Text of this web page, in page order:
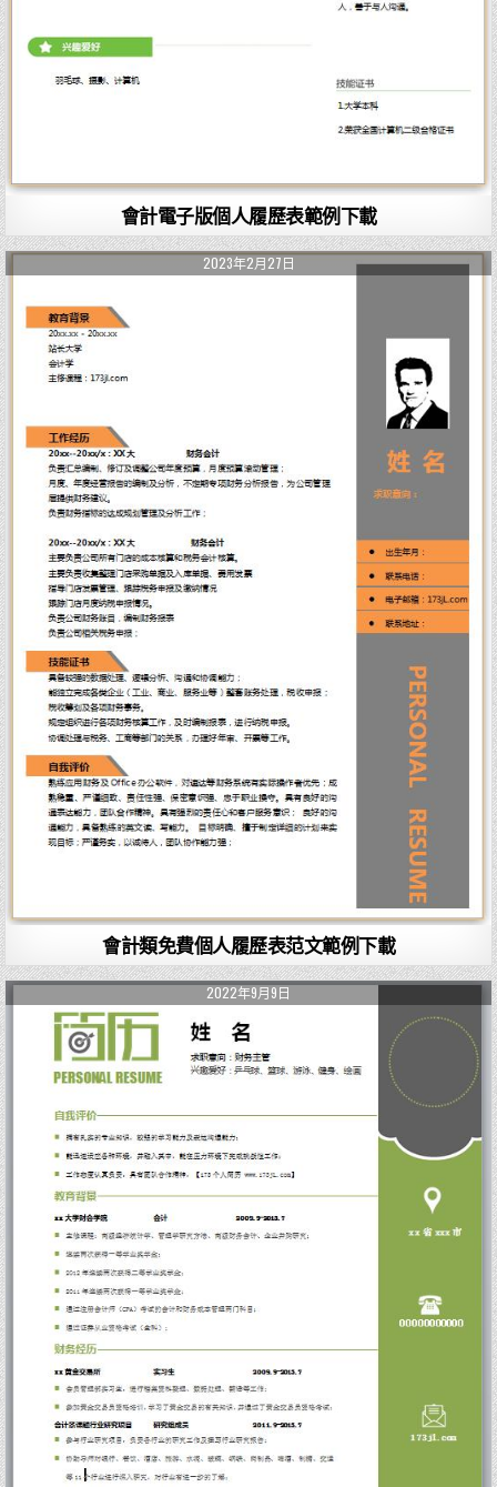
會計電子版個人履歷表範例下載
2023年2月27日
會計類免費個人履歷表范文範例下載
2022年9月9日